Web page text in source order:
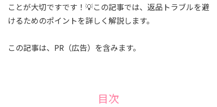
ことが大切ですです！💡この記事では、返品トラブルを避
けるためのポイントを詳しく解説します。
この記事は、PR（広告）を含みます。
目次